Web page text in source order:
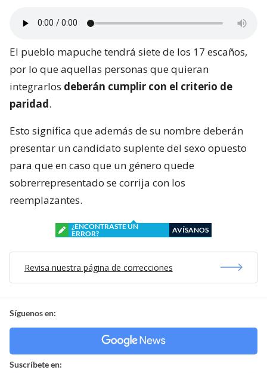
El pueblo mapuche tendrá siete de los 17 escaños,
por lo que aquellas personas que quieran
integrarlos deberán cumplir con el criterio de
paridad.
Esto significa que además de su nombre deberán
presentar un candidato suplente del sexo opuesto
para que en caso que un género quede
sobrerrepresentado se corrija con los
reemplazantes.
¿ENCONTRASTE UN
ERROR?
AVÍSANOS
Revisa nuestra página de correcciones
Síguenos en:
Suscríbete en: